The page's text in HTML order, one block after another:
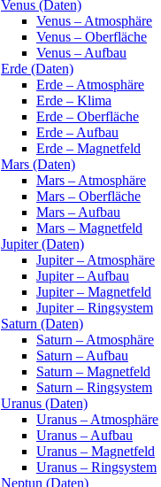
Venus (Daten)
Venus – Atmosphäre
Venus – Oberfläche
Venus – Aufbau
Erde (Daten)
Erde – Atmosphäre
Erde – Klima
Erde – Oberfläche
Erde – Aufbau
Erde – Magnetfeld
Mars (Daten)
Mars – Atmosphäre
Mars – Oberfläche
Mars – Aufbau
Mars – Magnetfeld
Jupiter (Daten)
Jupiter – Atmosphäre
Jupiter – Aufbau
Jupiter – Magnetfeld
Jupiter – Ringsystem
Saturn (Daten)
Saturn – Atmosphäre
Saturn – Aufbau
Saturn – Magnetfeld
Saturn – Ringsystem
Uranus (Daten)
Uranus – Atmosphäre
Uranus – Aufbau
Uranus – Magnetfeld
Uranus – Ringsystem
Neptun (Daten)